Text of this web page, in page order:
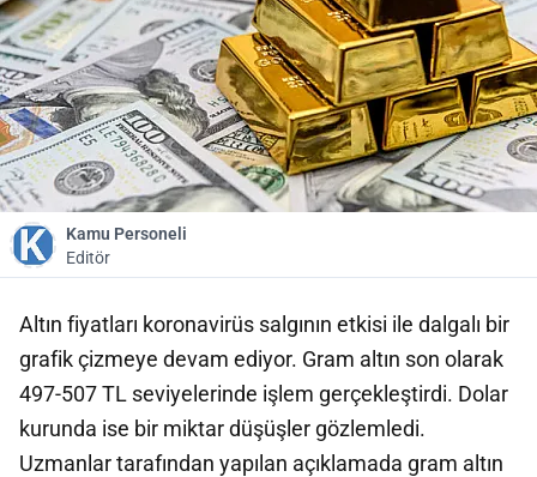
Kamu Personeli
Editör
Altın fiyatları koronavirüs salgının etkisi ile dalgalı bir
grafik çizmeye devam ediyor. Gram altın son olarak
497-507 TL seviyelerinde işlem gerçekleştirdi. Dolar
kurunda ise bir miktar düşüşler gözlemledi.
Uzmanlar tarafından yapılan açıklamada gram altın